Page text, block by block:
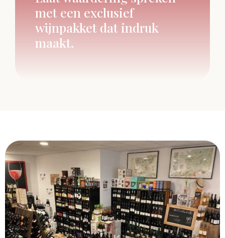
met een exclusief
wijnpakket dat indruk
maakt.